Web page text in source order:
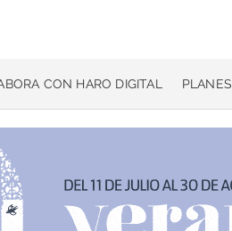
CON HARO DIGITAL PLANES